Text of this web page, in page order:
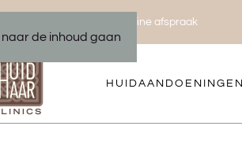
de inhoud gaan
Maak een online afspraak
HUIDAANDOENINGEN